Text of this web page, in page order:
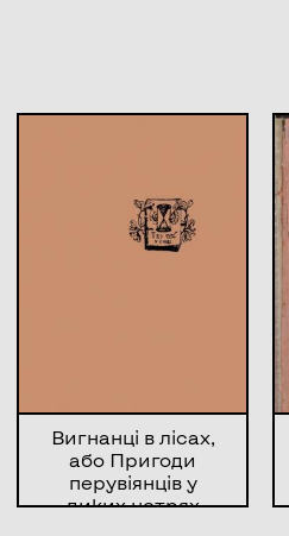
Вигнанці в лісах,
або Пригоди
перувіянців у
диких нетрях